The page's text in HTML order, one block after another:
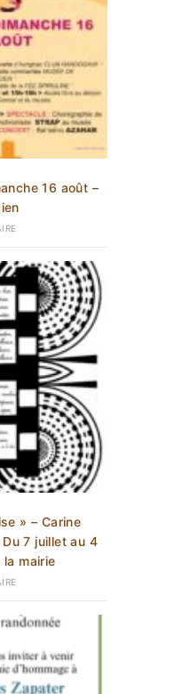
16 août –
» – Carine
Du 7 juillet au 4
mairie